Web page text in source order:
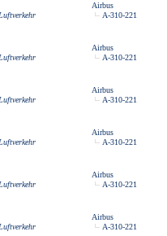
Airbus
A-310-221
Airbus
A-310-221
Airbus
A-310-221
Airbus
A-310-221
Airbus
A-310-221
Airbus
A-310-221